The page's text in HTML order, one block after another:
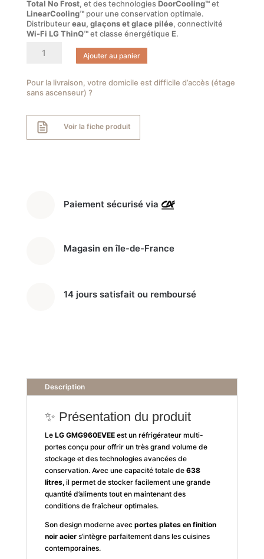
Total No Frost, et des technologiesDoorCooling™et
LinearCooling™pour une conservation optimale.
Distributeureau, glaçons et glace pilée, connectivité
Wi-Fi LG ThinQ™et classe énergétique E.
GMG960EVEE
Réfrigérateur
portes
InstaView
Craft
Ajouter au panier
Pour la livraison, votre domicile est difficile d’accès (étage
sans ascenseur) ?
Voir la fiche produit
Paiement sécurisé via
Magasin en île-de-France
14 jours satisfait ou remboursé
Description
✨ Présentation du produit
Le LG GMG960EVEEest un réfrigérateur multi-
portes conçu pour offrir un très grand volume de
stockage et des technologies avancées de
conservation. Avec une capacité totale de 638
litres, il permet de stocker facilement une grande
quantité d’aliments tout en maintenant des
conditions de fraîcheur optimales.
Son design moderne avec portes plates en finition
noir aciers’intègre parfaitement dans les cuisines
contemporaines.